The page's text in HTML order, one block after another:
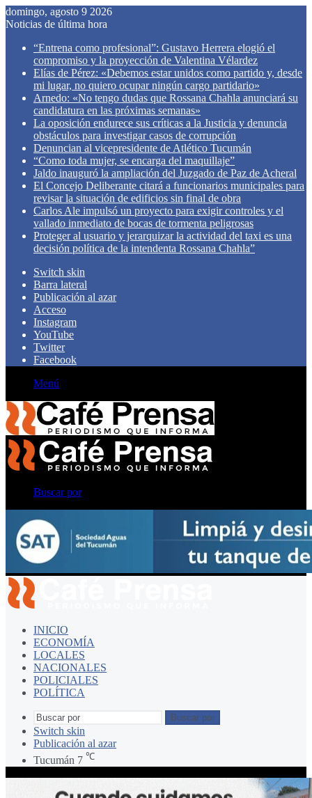
domingo, agosto 9 2026
Noticias de última hora
“Entrena como profesional”: Gustavo Herrera elogió el
compromiso y la proyección de Valentina Vélardez
Elías de Pérez: «Debemos estar unidos como partido y, desde
mi lugar, no quiero ocupar ningún cargo partidario»
Arnedo: «No tengo dudas que Rossana Chahla anunciará su
candidatura en las próximas semanas»
La oposición endurece sus críticas a la Justicia y denuncia
obstáculos para investigar casos de corrupción
Denuncian al vicepresidente de Atlético Tucumán
“Como toda mujer, se encarga del maquillaje”
Jaldo inauguró la ampliación del Juzgado de Paz de Acheral
El Concejo Deliberante citará a funcionarios municipales para
revisar la situación de edificios sin final de obra
Carlos Ale impulsó un proyecto para exigir controles y el
vallado inmediato de bocas de tormenta peligrosas
Proteger al usuario y jerarquizar la actividad del taxi es una
decisión política de la intendenta Rossana Chahla”
Switch skin
Barra lateral
Publicación al azar
Acceso
Instagram
YouTube
Twitter
Facebook
Menú
Buscar por
INICIO
ECONOMÍA
LOCALES
NACIONALES
POLICIALES
POLÍTICA
Buscar por
Switch skin
Publicación al azar
Tucumán 7 ℃